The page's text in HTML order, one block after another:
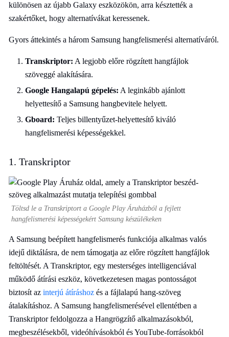
különösen az újabb Galaxy eszközökön, arra késztették a
szakértőket, hogy alternatívákat keressenek.
Gyors áttekintés a három Samsung hangfelismerési alternatíváról.
Transkriptor: A legjobb előre rögzített hangfájlok
szöveggé alakítására.
Google Hangalapú gépelés: A leginkább ajánlott
helyettesítő a Samsung hangbevitele helyett.
Gboard: Teljes billentyűzet-helyettesítő kiváló
hangfelismerési képességekkel.
1. Transkriptor
Töltsd le a Transkriptort a Google Play Áruházból a fejlett
hangfelismerési képességekért Samsung készülékeken
A Samsung beépített hangfelismerés funkciója alkalmas valós
idejű diktálásra, de nem támogatja az előre rögzített hangfájlok
feltöltését. A Transkriptor, egy mesterséges intelligenciával
működő átírási eszköz, következetesen magas pontosságot
biztosít az interjú átíráshoz és a fájlalapú hang-szöveg
átalakításhoz. A Samsung hangfelismerésével ellentétben a
Transkriptor feldolgozza a Hangrögzítő alkalmazásokból,
megbeszélésekből, videóhívásokból és YouTube-forrásokból